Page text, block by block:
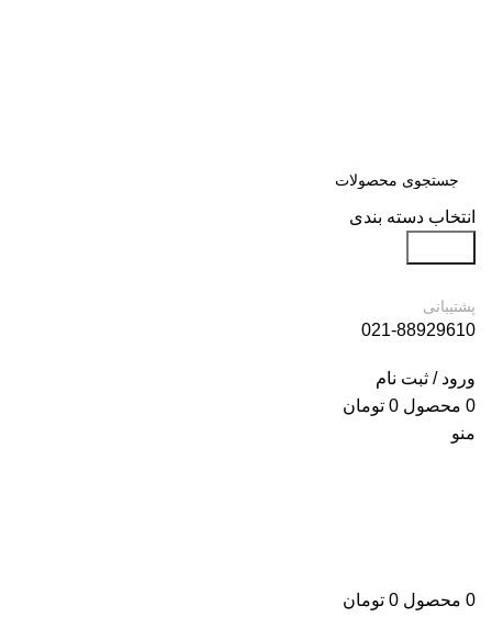
انتخاب دسته بندی
پشتیبانی
021-88929610
ورود / ثبت نام
0 محصول 0 تومان
منو
0 محصول 0 تومان